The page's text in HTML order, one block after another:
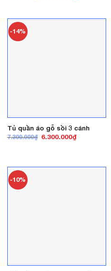
-14%
Tủ quần áo gỗ sồi 3 cánh
7.300.000₫ Giá
6.300.000₫Giá
-10%